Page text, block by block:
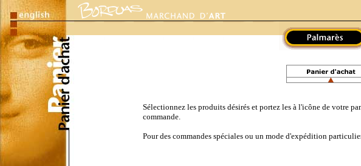
Sélectionnez les produits désirés et portez les à l'icône de votre
commande.
Pour des commandes spéciales ou un mode d'expédition